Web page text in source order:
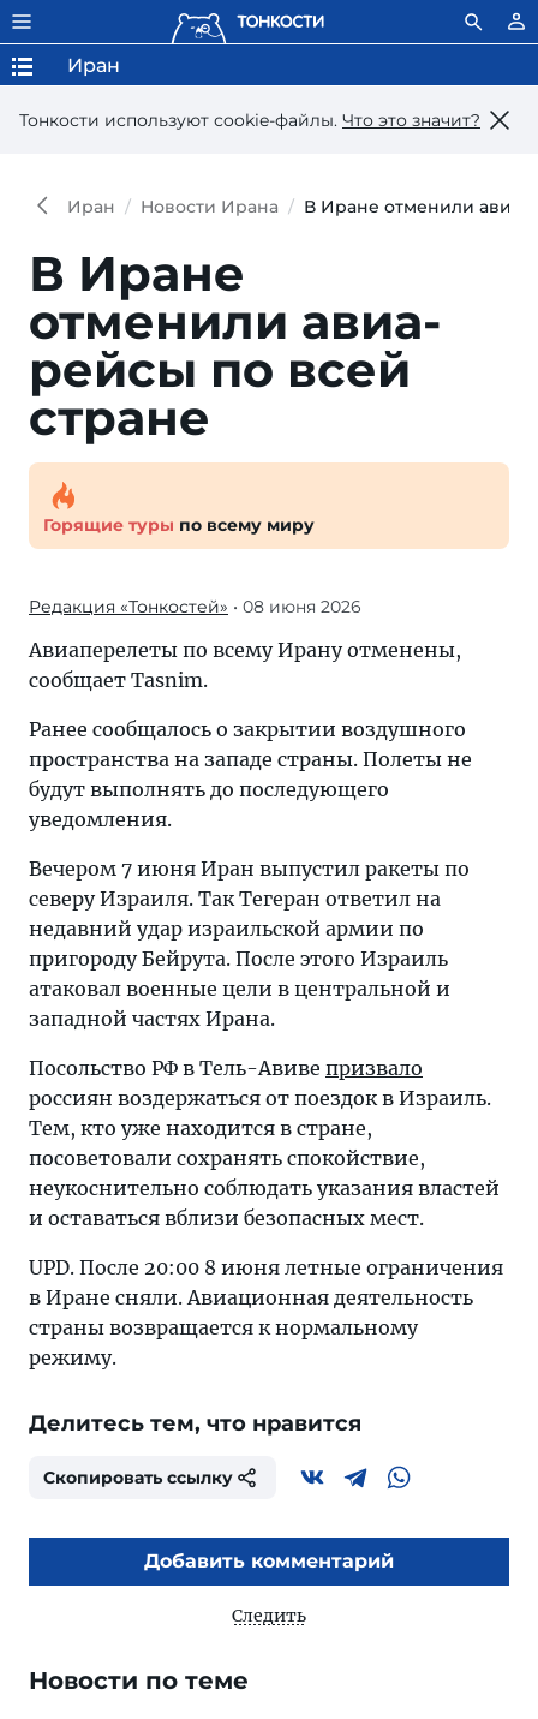
Тонкости используют сookie-файлы. Что это значит?
Иран
Иран Новости Ирана В Иране отменили
В Иране
отменили авиа­
рей­сы по всей
стране
Горящие туры по всему миру
Редакция «Тонкостей» • 08 июня 2026
Авиаперелеты по всему Ирану отменены,
сообщает Tasnim.
Ранее сообщалось о закрытии воздушного
пространства на западе страны. Полеты не
будут выполнять до последующего
уведомления.
Вечером 7 июня Иран выпустил ракеты по
северу Израиля. Так Тегеран ответил на
недавний удар израильской армии по
пригороду Бейрута. После этого Израиль
атаковал военные цели в центральной и
западной частях Ирана.
Посольство РФ в Тель-Авиве призвало
россиян воздержаться от поездок в Израиль.
Тем, кто уже находится в стране,
посоветовали сохранять спокойствие,
неукоснительно соблюдать указания властей
и оставаться вблизи безопасных мест.
UPD. После 20:00 8 июня летные ограничения
в Иране сняли. Авиационная деятельность
страны возвращается к нормальному
режиму.
Делитесь тем, что нравится
Скопировать ссылку
Добавить комментарий
Следить
Новости по теме